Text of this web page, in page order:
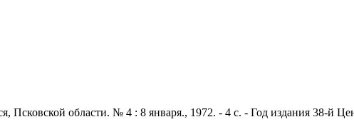
области. № 4 : 8 января., 1972. - 4 с. - Год издания 38-й